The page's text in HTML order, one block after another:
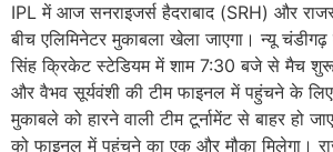
IPL में आज सनराइजर्स हैदराबाद (SRH) और
बीच एलिमिनेटर मुकाबला खेला जाएगा। न्यू चंडीगढ़
सिंह क्रिकेट स्टेडियम में शाम 7:30 बजे से मैच शुरू
और वैभव सूर्यवंशी की टीम फाइनल में पहुंचने के
मुकाबले को हारने वाली टीम टूर्नामेंट से बाहर हो
को फाइनल में पहुंचने का एक और मौका मिलेगा।